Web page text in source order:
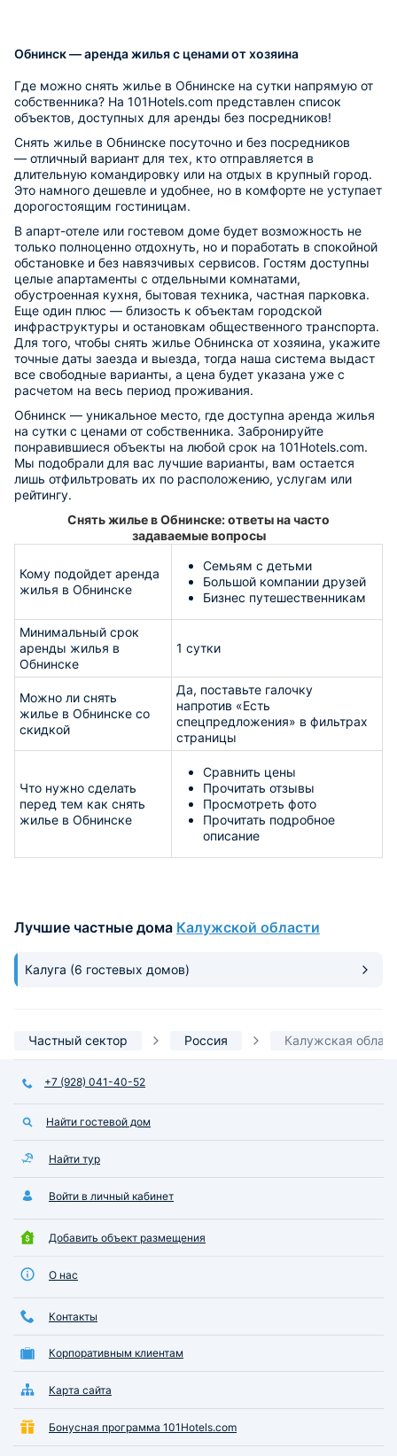
Обнинск — аренда жилья с ценами от хозяина
Где можно снять жилье в Обнинске на сутки напрямую от
собственника? На 101Hotels.com представлен список
объектов, доступных для аренды без посредников!
Снять жилье в Обнинске посуточно и без посредников
— отличный вариант для тех, кто отправляется в
длительную командировку или на отдых в крупный город.
Это намного дешевле и удобнее, но в комфорте не уступает
дорогостоящим гостиницам.
В апарт-отеле или гостевом доме будет возможность не
только полноценно отдохнуть, но и поработать в спокойной
обстановке и без навязчивых сервисов. Гостям доступны
целые апартаменты с отдельными комнатами,
обустроенная кухня, бытовая техника, частная парковка.
Еще один плюс — близость к объектам городской
инфраструктуры и остановкам общественного транспорта.
Для того, чтобы снять жилье Обнинска от хозяина, укажите
точные даты заезда и выезда, тогда наша система выдаст
все свободные варианты, а цена будет указана уже с
расчетом на весь период проживания.
Обнинск — уникальное место, где доступна аренда жилья
на сутки с ценами от собственника. Забронируйте
понравившиеся объекты на любой срок на 101Hotels.com.
Мы подобрали для вас лучшие варианты, вам остается
лишь отфильтровать их по расположению, услугам или
рейтингу.
Снять жилье в Обнинске: ответы на часто
задаваемые вопросы
Кому подойдет аренда
жилья в Обнинске
Семьям с детьми
Большой компании друзей
Бизнес путешественникам
Минимальный срок
аренды жилья в
Обнинске
1 сутки
Можно ли снять
жилье в Обнинске со
скидкой
Да, поставьте галочку
напротив «Есть
спецпредложения» в фильтрах
страницы
Что нужно сделать
перед тем как снять
жилье в Обнинске
Сравнить цены
Прочитать отзывы
Просмотреть фото
Прочитать подробное
описание
Лучшие частные дома Калужской области
Калуга (6 гостевых домов)
Частный сектор Россия Калужская
+7 (928) 041-40-52
Найти гостевой дом
Найти тур
Войти в личный кабинет
Добавить объект размещения
О нас
Контакты
Корпоративным клиентам
Карта сайта
Бонусная программа 101Hotels.com